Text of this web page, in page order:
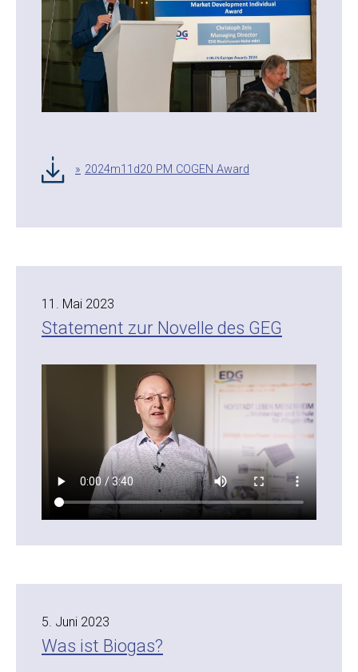
2024m11d20 PM COGEN Award
11. Mai 2023
Statement zur Novelle des GEG
5. Juni 2023
Was ist Biogas?